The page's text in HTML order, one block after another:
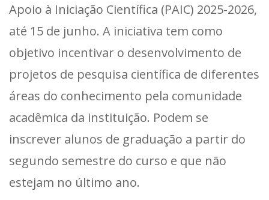
Apoio à Iniciação Científica (PAIC) 2025-2026,
até 15 de junho. A iniciativa tem como
objetivo incentivar o desenvolvimento de
projetos de pesquisa científica de diferentes
áreas do conhecimento pela comunidade
acadêmica da instituição. Podem se
inscrever alunos de graduação a partir do
segundo semestre do curso e que não
estejam no último ano.